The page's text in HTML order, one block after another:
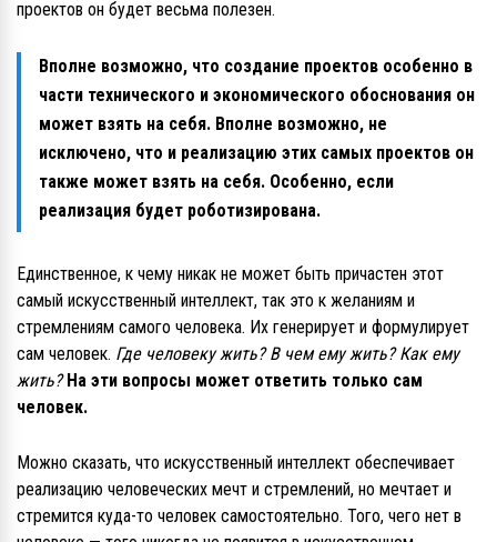
проектов он будет весьма полезен.
Вполне возможно, что создание проектов особенно в
части технического и экономического обоснования он
может взять на себя. Вполне возможно, не
исключено, что и реализацию этих самых проектов он
также может взять на себя. Особенно, если
реализация будет роботизирована.
Единственное, к чему никак не может быть причастен этот
самый искусственный интеллект, так это к желаниям и
стремлениям самого человека. Их генерирует и формулирует
сам человек. Где человеку жить? В чем ему жить? Как ему
жить? На эти вопросы может ответить только сам
человек.
Можно сказать, что искусственный интеллект обеспечивает
реализацию человеческих мечт и стремлений, но мечтает и
стремится куда-то человек самостоятельно. Того, чего нет в